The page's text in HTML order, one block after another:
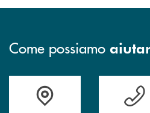
Come possiamo
Accedi all' elenco completo delle filiali
Hai